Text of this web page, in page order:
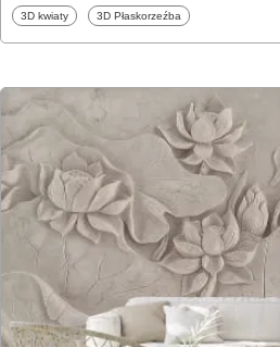
Fototapety
3D kwiaty Fototapety
3D Płaskorzeźba